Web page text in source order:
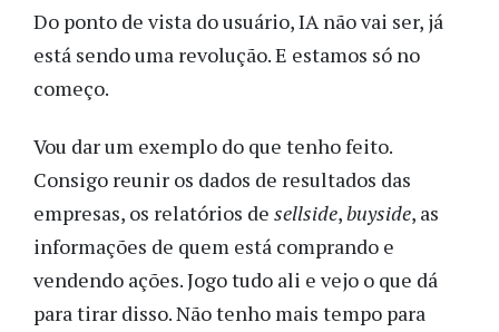
Do ponto de vista do usuário, IA não vai ser, já
está sendo uma revolução. E estamos só no
começo.
Vou dar um exemplo do que tenho feito.
Consigo reunir os dados de resultados das
empresas, os relatórios de sellside,buyside, as
informações de quem está comprando e
vendendo ações. Jogo tudo ali e vejo o que dá
para tirar disso. Não tenho mais tempo para